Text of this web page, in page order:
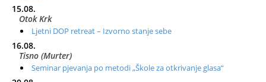
15.08.
Otok Krk
Ljetni DOP retreat – Izvorno stanje sebe
16.08.
Tisno (Murter)
Seminar pjevanja po metodi „Škole za otkrivanje glasa“